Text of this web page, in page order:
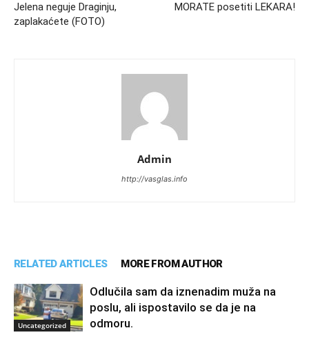
Jelena neguje Draginju,
zaplakaćete (FOTO)
MORATE posetiti LEKARA!
Admin
http://vasglas.info
RELATED ARTICLES MORE FROM AUTHOR
Uncategorized
Odlučila sam da iznenadim muža na
poslu, ali ispostavilo se da je na
odmoru.